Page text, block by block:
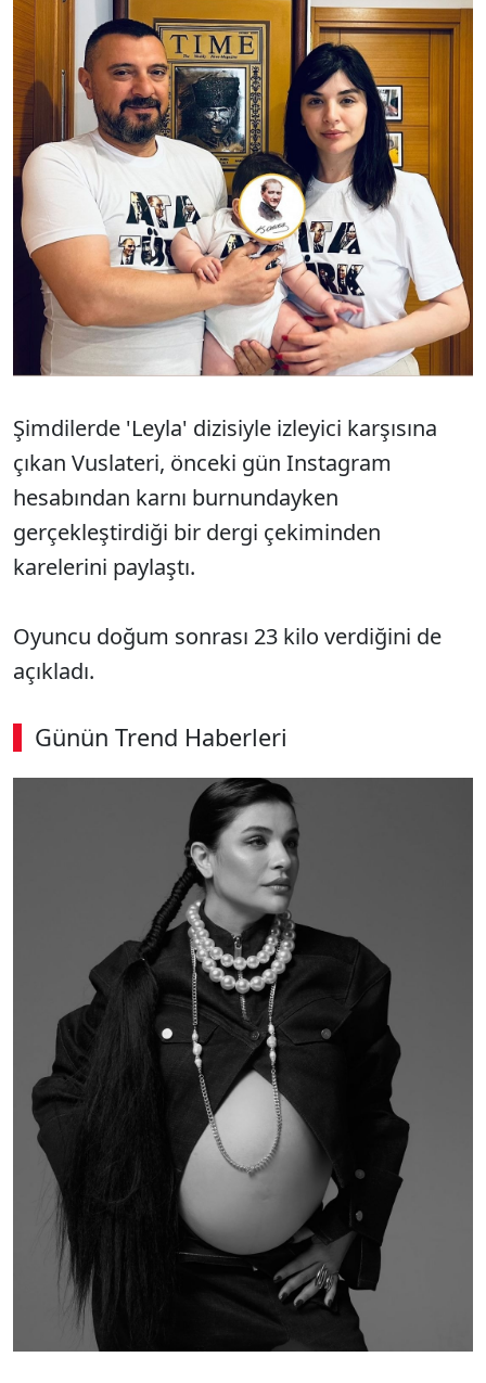
Şimdilerde 'Leyla' dizisiyle izleyici karşısına
çıkan Vuslateri, önceki gün Instagram
hesabından karnı burnundayken
gerçekleştirdiği bir dergi çekiminden
karelerini paylaştı.
Oyuncu doğum sonrası 23 kilo verdiğini de
açıkladı.
Günün Trend Haberleri